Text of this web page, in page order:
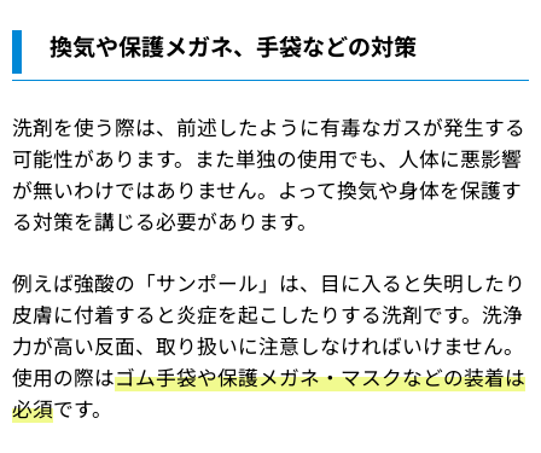
換気や保護メガネ、手袋などの対策
洗剤を使う際は、前述したように有毒なガスが発生する
可能性があります。また単独の使用でも、人体に悪影響
が無いわけではありません。よって換気や身体を保護す
る対策を講じる必要があります。
例えば強酸の「サンポール」は、目に入ると失明したり
皮膚に付着すると炎症を起こしたりする洗剤です。洗浄
力が高い反面、取り扱いに注意しなければいけません。
使用の際はゴム手袋や保護メガネ・マスクなどの装着は
必須です。